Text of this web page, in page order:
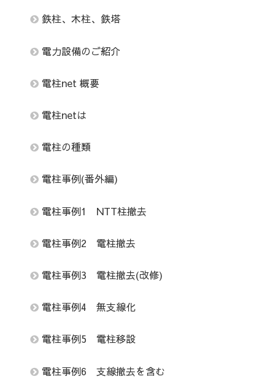
鉄柱、木柱、鉄塔
電力設備のご紹介
電柱net 概要
電柱netは
電柱の種類
電柱事例(番外編)
電柱事例1 NTT柱撤去
電柱事例2 電柱撤去
電柱事例3 電柱撤去(改修)
電柱事例4 無支線化
電柱事例5 電柱移設
電柱事例6 支線撤去を含む